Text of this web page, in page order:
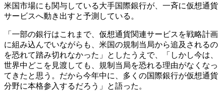
米国市場にも関与している大手国際銀行が、一斉に仮想通貨
サービスへ動き出すと予測している。
「一部の銀行はこれまで、仮想通貨関連サービスを戦略計画
に組み込んでいながらも、米国の規制当局から追及されるの
を恐れて踏み切れなかった」としたうえで、「しかし今は、
世界中どこを見渡しても、規制当局を恐れる理由がなくなっ
てきたと思う。だから今年中に、多くの国際銀行が仮想通貨
分野に本格参入するだろう」と語った。